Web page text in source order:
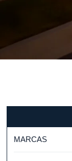
MARCAS